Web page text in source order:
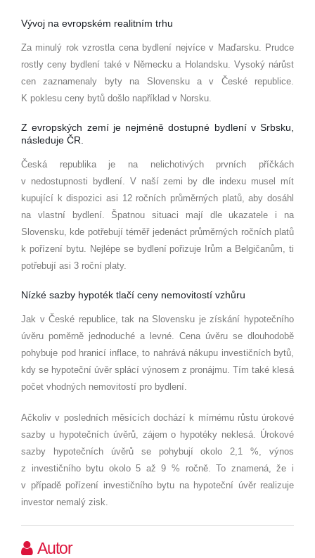
Vývoj na evropském realitním trhu
Za minulý rok vzrostla cena bydlení nejvíce v Maďarsku. Prudce
rostly ceny bydlení také v Německu a Holandsku. Vysoký nárůst
cen zaznamenaly byty na Slovensku a v České republice.
K poklesu ceny bytů došlo například v Norsku.
Z evropských zemí je nejméně dostupné bydlení v Srbsku,
následuje ČR.
Česká republika je na nelichotivých prvních příčkách
v nedostupnosti bydlení. V naší zemi by dle indexu musel mít
kupující k dispozici asi 12 ročních průměrných platů, aby dosáhl
na vlastní bydlení. Špatnou situaci mají dle ukazatele i na
Slovensku, kde potřebují téměř jedenáct průměrných ročních platů
k pořízení bytu. Nejlépe se bydlení pořizuje Irům a Belgičanům, ti
potřebují asi 3 roční platy.
Nízké sazby hypoték tlačí ceny nemovitostí vzhůru
Jak v České republice, tak na Slovensku je získání hypotečního
úvěru poměrně jednoduché a levné. Cena úvěru se dlouhodobě
pohybuje pod hranicí inflace, to nahrává nákupu investičních bytů,
kdy se hypoteční úvěr splácí výnosem z pronájmu. Tím také klesá
počet vhodných nemovitostí pro bydlení.
Ačkoliv v posledních měsících dochází k mírnému růstu úrokové
sazby u hypotečních úvěrů, zájem o hypotéky neklesá. Úrokové
sazby hypotečních úvěrů se pohybují okolo 2,1 %, výnos
z investičního bytu okolo 5 až 9 % ročně. To znamená, že i
v případě pořízení investičního bytu na hypoteční úvěr realizuje
investor nemalý zisk.
Autor